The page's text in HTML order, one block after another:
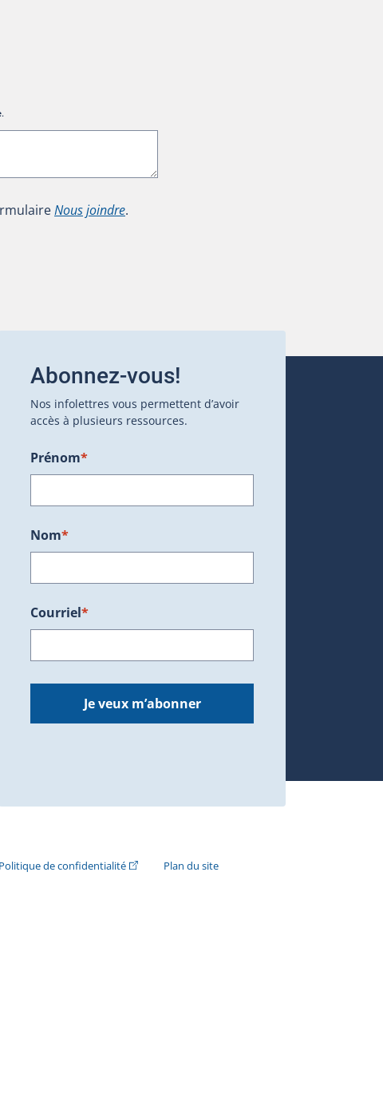
.
Nous joindre.
dans une nouvelle fenêtre.)
dans une nouvelle fenêtre.)
Abonnez-vous!
Nos infolettres vous permettent d’avoir
accès à plusieurs ressources.
Prénom*
Nom*
Courriel*
Je veux m’abonner
externe s'ouvrira dans une nouvelle fenêtre.)
Politique de confidentialité(Cet hyperlien externe s'ouvrira dans une nouvelle
Plan du site
s'ouvrira dans une nouvelle fenêtre.)